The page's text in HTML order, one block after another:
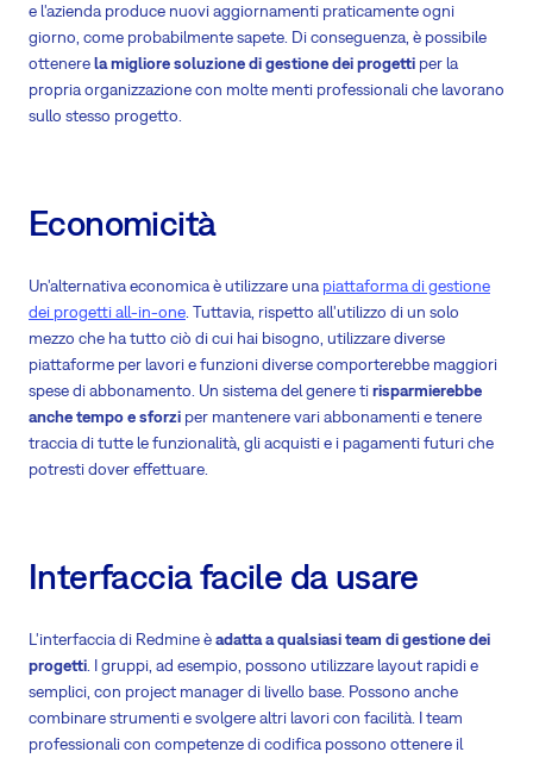
e l'azienda produce nuovi aggiornamenti praticamente ogni
giorno, come probabilmente sapete. Di conseguenza, è possibile
ottenerela migliore soluzione di gestione dei progetti per la
propria organizzazione con molte menti professionali che lavorano
sullo stesso progetto.
Economicità
Un'alternativa economica è utilizzare una piattaforma di gestione
dei progetti all-in-one . Tuttavia, rispetto all'utilizzo di un solo
mezzo che ha tutto ciò di cui hai bisogno, utilizzare diverse
piattaforme per lavori e funzioni diverse comporterebbe maggiori
spese di abbonamento. Un sistema del genere tirisparmierebbe
anche tempo e sforzi per mantenere vari abbonamenti e tenere
traccia di tutte le funzionalità, gli acquisti e i pagamenti futuri che
potresti dover effettuare.
Interfaccia facile da usare
L'interfaccia di Redmine èadatta a qualsiasi team di gestione dei
progetti . I gruppi, ad esempio, possono utilizzare layout rapidi e
semplici, con project manager di livello base. Possono anche
combinare strumenti e svolgere altri lavori con facilità. I team
professionali con competenze di codifica possono ottenere il